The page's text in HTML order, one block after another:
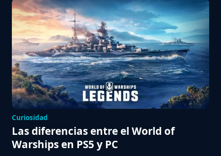
Curiosidad
Las diferencias entre el World of
Warships en PS5 y PC